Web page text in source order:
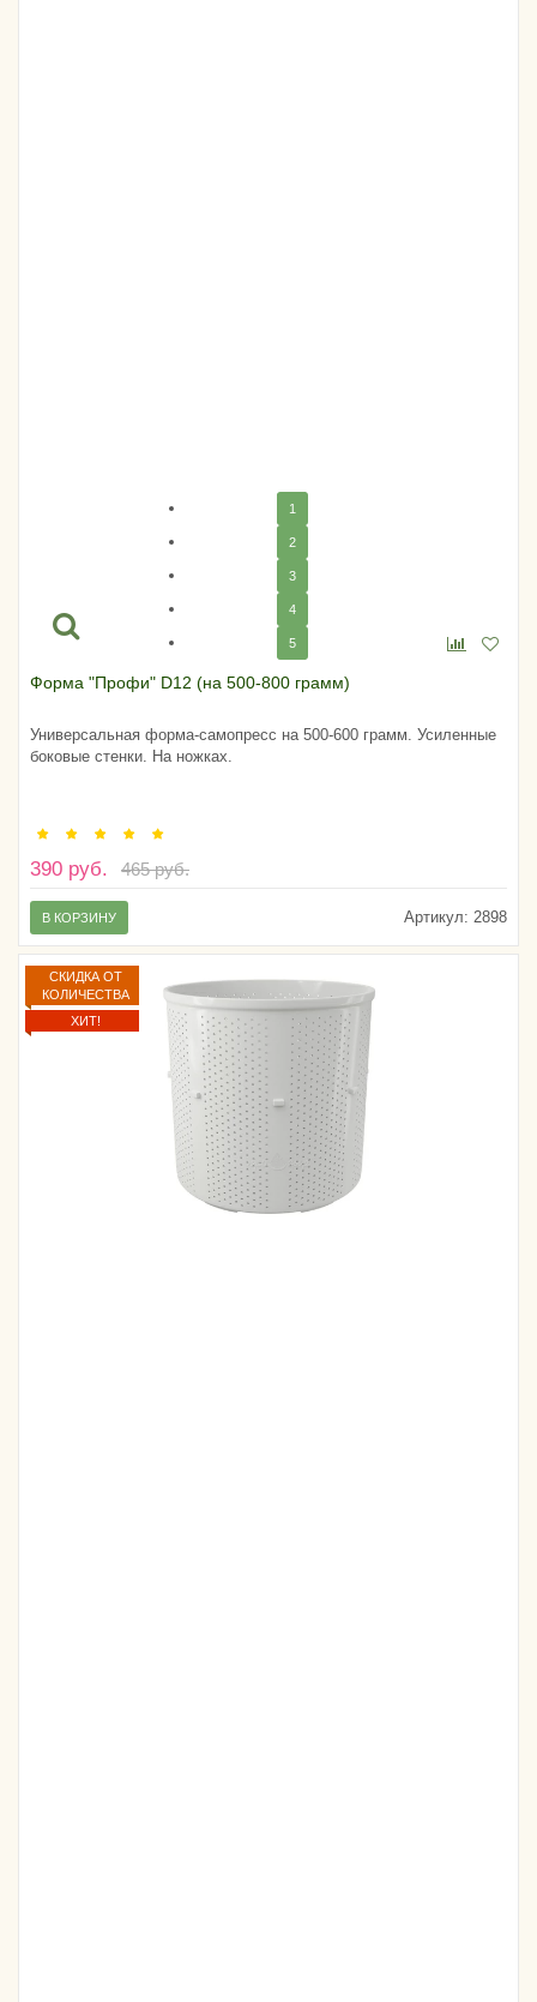
1
2
3
4
5
Форма "Профи" D12 (на 500-800 грамм)
Универсальная форма-самопресс на 500-600 грамм. Усиленные
боковые стенки. На ножках.
390 руб. 465 руб.
Артикул: 2898
В КОРЗИНУ
СКИДКА ОТ
КОЛИЧЕСТВА
ХИТ!